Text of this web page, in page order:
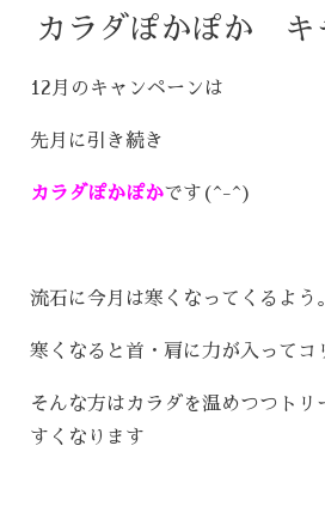
カラダぽかぽか キ
12月のキャンペーンは
先月に引き続き
カラダぽかぽかです(^-^)
流石に今月は寒くなってくるよう。
寒くなると首・肩に力が入ってコ
そんな方はカラダを温めつつト
すくなります